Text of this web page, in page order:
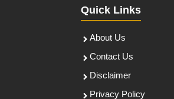
Quick Links
About Us
Contact Us
Disclaimer
Privacy Policy